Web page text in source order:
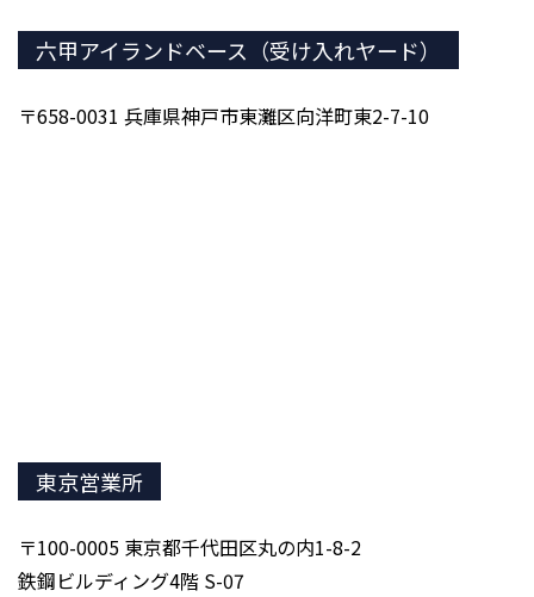
六甲アイランドベース（受け入れヤード）
〒658-0031 兵庫県神戸市東灘区向洋町東2-7-10
東京営業所
〒100-0005 東京都千代田区丸の内1-8-2
鉄鋼ビルディング4階 S-07